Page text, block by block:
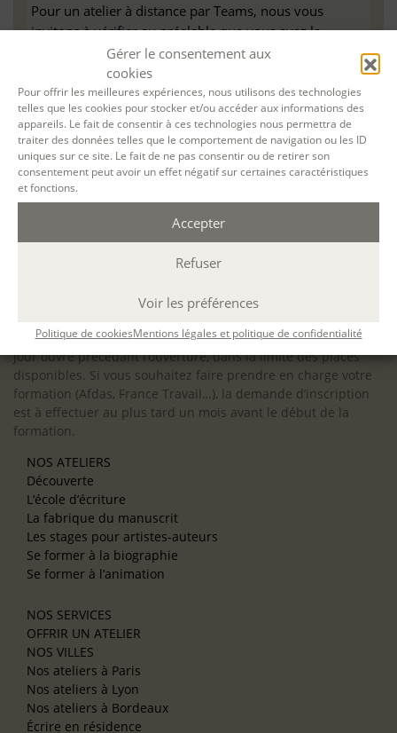
Gérer le consentement aux
cookies
Pour offrir les meilleures expériences, nous utilisons des technologies
telles que les cookies pour stocker et/ou accéder aux informations des
appareils. Le fait de consentir à ces technologies nous permettra de
traiter des données telles que le comportement de navigation ou les ID
uniques sur ce site. Le fait de ne pas consentir ou de retirer son
consentement peut avoir un effet négatif sur certaines caractéristiques
et fonctions.
Accepter
Refuser
Voir les préférences
Politique de cookiesMentions légales et politique de confidentialité
Pour un atelier à distance par Teams, nous vous
invitons à vérifier au préalable que vous avez la
configuration minimale requise pour pouvoir travailler
dans les meilleures conditions : Configuration
matérielle requise pourMicrosoft Teams | Microsoft
Learn
Accessibilité : ALEPH-ÉCRITURE est sensible à l’inclusion des
personnes en situation de handicap. Si vous avez besoin
d’un aménagement spécifique de programme, n’hésitez pas
à nous contacter en amont de votre inscription afin
supports, accessibilité de nos salles).
inscriptions à nos activités sont ouvertes jusqu’au dernier
jour ouvré précédant l’ouverture, dans la limite des places
disponibles. Si vous souhaitez faire prendre en charge votre
formation (Afdas, France Travail…), la demande d’inscription
est à effectuer au plus tard un mois avant le début de la
formation.
NOS ATELIERS
Découverte
L’école d’écriture
La fabrique du manuscrit
Les stages pour artistes-auteurs
Se former à la biographie
Se former à l’animation
NOS SERVICES
OFFRIR UN ATELIER
NOS VILLES
Nos ateliers à Paris
Nos ateliers à Lyon
Nos ateliers à Bordeaux
Écrire en résidence